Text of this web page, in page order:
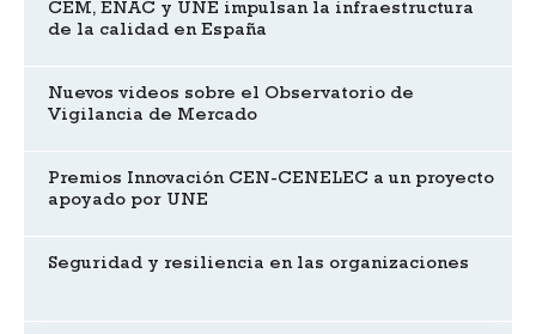
CEM, ENAC y UNE impulsan la infraestructura
de la calidad en España
Nuevos videos sobre el Observatorio de
Vigilancia de Mercado
Premios Innovación CEN-CENELEC a un proyecto
apoyado por UNE
Seguridad y resiliencia en las organizaciones